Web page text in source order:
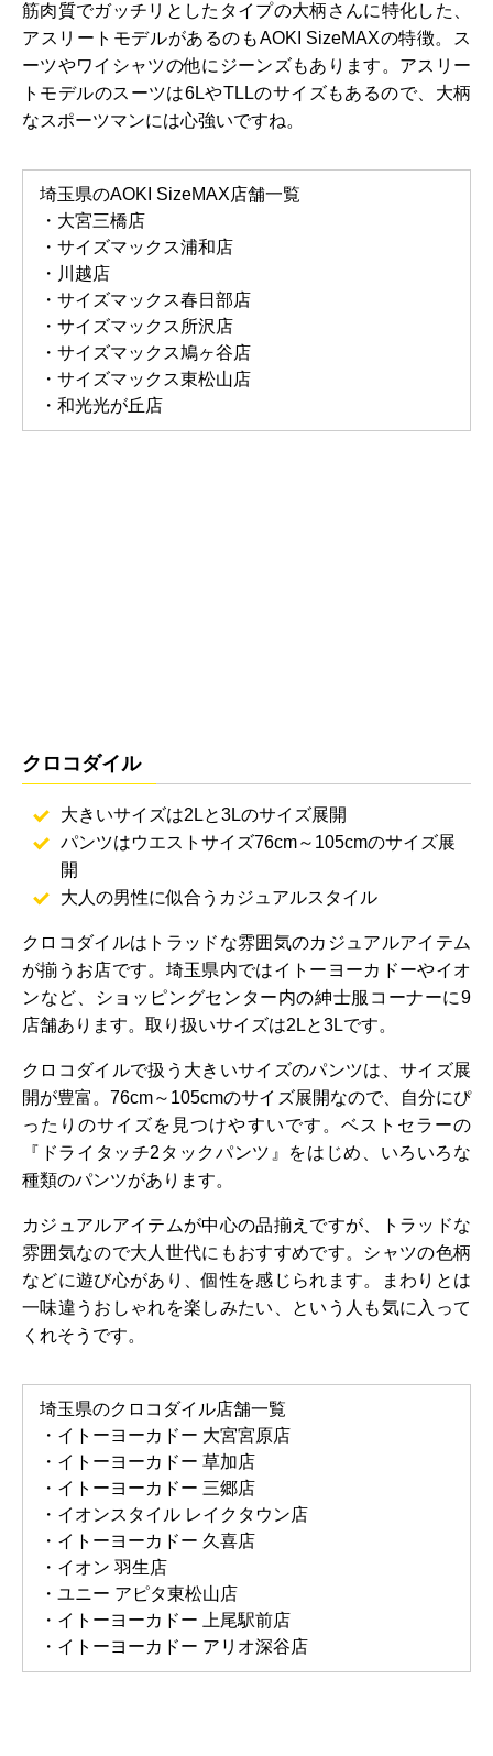
筋肉質でガッチリとしたタイプの大柄さんに特化した、
アスリートモデルがあるのもAOKI SizeMAXの特徴。ス
ーツやワイシャツの他にジーンズもあります。アスリー
トモデルのスーツは6LやTLLのサイズもあるので、大柄
なスポーツマンには心強いですね。
埼玉県のAOKI SizeMAX店舗一覧
・大宮三橋店
・サイズマックス浦和店
・川越店
・サイズマックス春日部店
・サイズマックス所沢店
・サイズマックス鳩ヶ谷店
・サイズマックス東松山店
・和光光が丘店
クロコダイル
大きいサイズは2Lと3Lのサイズ展開
パンツはウエストサイズ76cm～105cmのサイズ展
開
大人の男性に似合うカジュアルスタイル
クロコダイルはトラッドな雰囲気のカジュアルアイテム
が揃うお店です。埼玉県内ではイトーヨーカドーやイオ
ンなど、ショッピングセンター内の紳士服コーナーに9
店舗あります。取り扱いサイズは2Lと3Lです。
クロコダイルで扱う大きいサイズのパンツは、サイズ展
開が豊富。76cm～105cmのサイズ展開なので、自分にぴ
ったりのサイズを見つけやすいです。ベストセラーの
『ドライタッチ2タックパンツ』をはじめ、いろいろな
種類のパンツがあります。
カジュアルアイテムが中心の品揃えですが、トラッドな
雰囲気なので大人世代にもおすすめです。シャツの色柄
などに遊び心があり、個性を感じられます。まわりとは
一味違うおしゃれを楽しみたい、という人も気に入って
くれそうです。
埼玉県のクロコダイル店舗一覧
・イトーヨーカドー 大宮宮原店
・イトーヨーカドー 草加店
・イトーヨーカドー 三郷店
・イオンスタイル レイクタウン店
・イトーヨーカドー 久喜店
・イオン 羽生店
・ユニー アピタ東松山店
・イトーヨーカドー 上尾駅前店
・イトーヨーカドー アリオ深谷店